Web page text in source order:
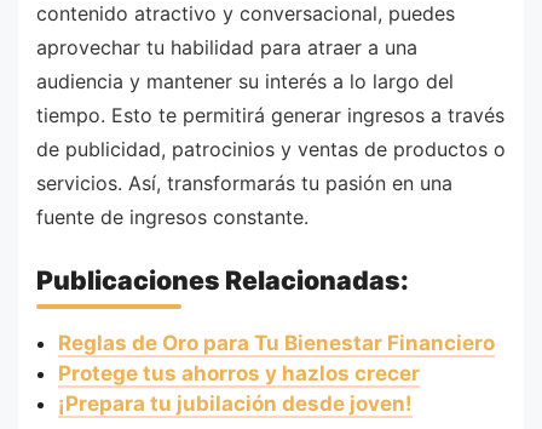
contenido atractivo y conversacional, puedes
aprovechar tu habilidad para atraer a una
audiencia y mantener su interés a lo largo del
tiempo. Esto te permitirá generar ingresos a través
de publicidad, patrocinios y ventas de productos o
servicios. Así, transformarás tu pasión en una
fuente de ingresos constante.
Publicaciones Relacionadas:
Reglas de Oro para Tu Bienestar Financiero
Protege tus ahorros y hazlos crecer
¡Prepara tu jubilación desde joven!